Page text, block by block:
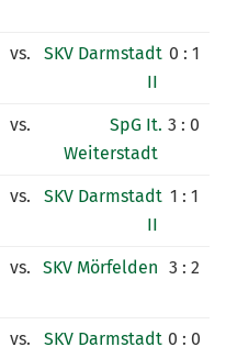
vs.
SKV Darmstadt
II
0 : 1
vs.
SpG It.
Weiterstadt
3 : 0
vs.
SKV Darmstadt
II
1 : 1
vs. SKV Mörfelden 3 : 2
vs. SKV Darmstadt 0 : 0